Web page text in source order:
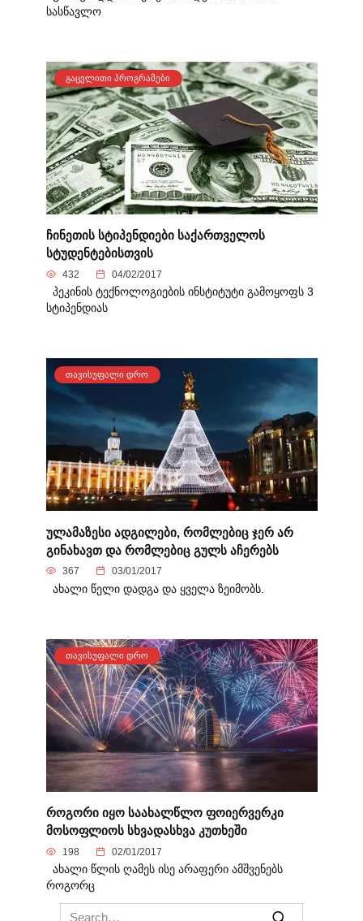
სასწავლო
ᲒᲐᲪᲕᲚᲘᲗᲘ ᲞᲠᲝᲒᲠᲐᲛᲔᲑᲘ
ჩინეთის სტიპენდიები საქართველოს
სტუდენტებისთვის
432 04/02/2017
პეკინის ტექნოლოგიების ინსტიტუტი გამოყოფს 3
სტიპენდიას
ᲗᲐᲕᲘᲡᲣᲤᲐᲚᲘ ᲓᲠᲝ
ულამაზესი ადგილები, რომლებიც ჯერ არ
გინახავთ და რომლებიც გულს აჩერებს
367 03/01/2017
ახალი წელი დადგა და ყველა ზეიმობს.
ᲗᲐᲕᲘᲡᲣᲤᲐᲚᲘ ᲓᲠᲝ
როგორი იყო საახალწლო ფოიერვერკი
მოსოფლიოს სხვადასხვა კუთხეში
198 02/01/2017
ახალი წლის ღამეს ისე არაფერი ამშვენებს
როგორც
Search